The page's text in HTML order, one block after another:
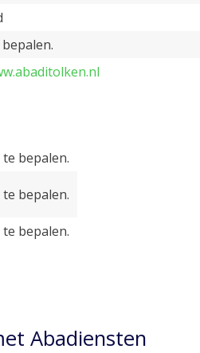
bepalen.
bepalen.
bepalen.
Abadiensten